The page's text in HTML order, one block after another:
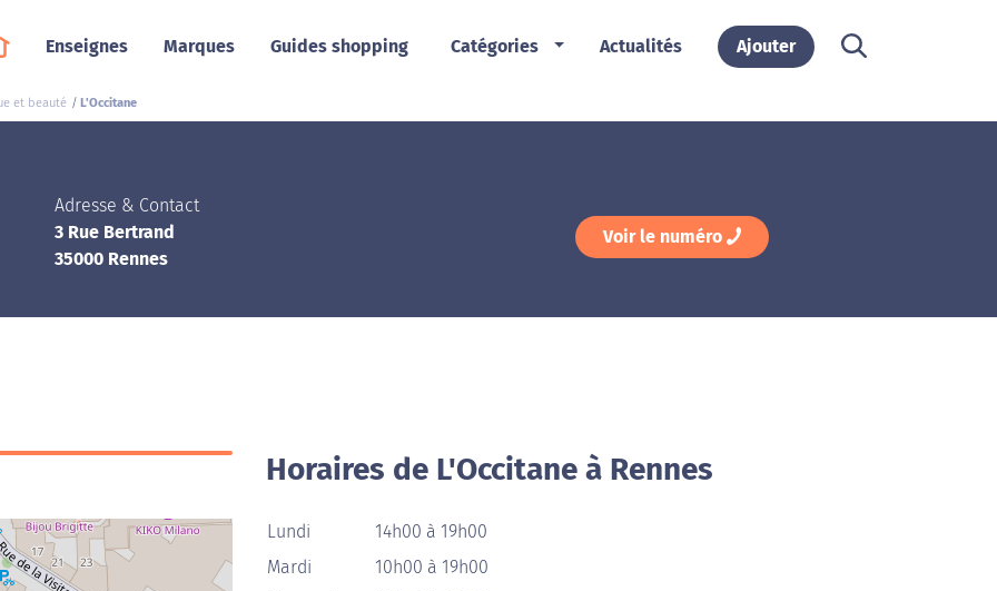
Enseignes Marques Guides shopping Catégories Actualités Ajouter
et beauté L'Occitane
Adresse & Contact
3 Rue Bertrand
35000 Rennes
Voir le numéro
Horaires de L'Occitane à Rennes
Lundi
14h00 à 19h00
Mardi
10h00 à 19h00